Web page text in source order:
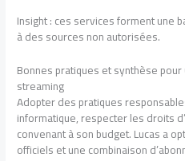
Insight : ces services forment une
à des sources non autorisées.
Bonnes pratiques et synthèse
streaming
Adopter des pratiques
informatique, respecter les droits
convenant à son budget. Lucas a
officiels et une combinaison